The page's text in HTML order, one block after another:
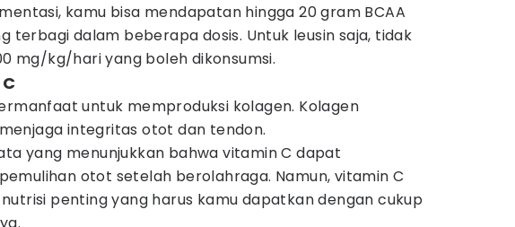
kamu bisa mendapatan hingga 20 gram BCAA
terbagi dalam beberapa dosis. Untuk leusin saja, tidak
mg/kg/hari yang boleh dikonsumsi.
untuk memproduksi kolagen. Kolagen
integritas otot dan tendon.
yang menunjukkan bahwa vitamin C dapat
otot setelah berolahraga. Namun, vitamin C
penting yang harus kamu dapatkan dengan cukup